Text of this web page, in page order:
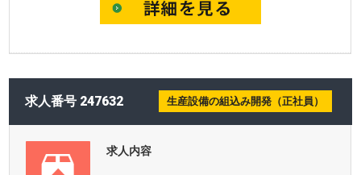
求人番号 247632 生産設備の組込み開発（正社員）
求人内容